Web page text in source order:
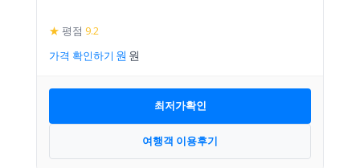
★ 평점 9.2
가격 확인하기
최저가확인
여행객 이용후기